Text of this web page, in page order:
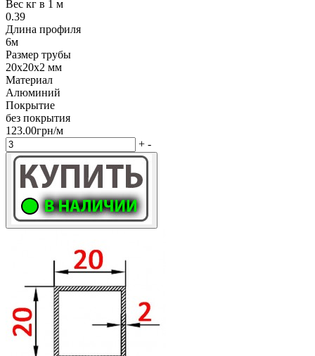
Вес кг в 1 м
0.39
Длина профиля
6м
Размер трубы
20х20х2 мм
Материал
Алюминий
Покрытие
без покрытия
123.00грн/м
+ -